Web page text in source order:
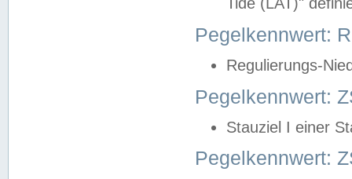
Tide (LAT)"
Pegelkennwert:
Regulierungs-
Pegelkennwert:
Stauziel I einer
Pegelkennwert: